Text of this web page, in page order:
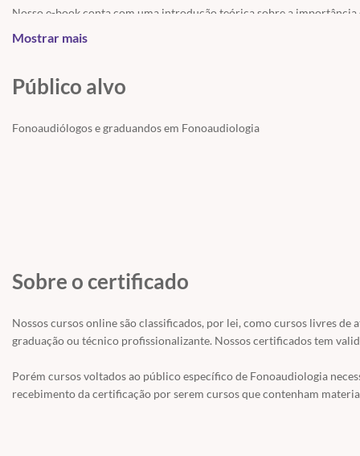
Nosso e-book conta com uma introdução teórica sobre a
Além disso, para enriquecer ainda mais sua compreensão e
material, acompanhada por relatos de casos clínicos.
Matricule-se agora mesmo e comece a utilizar esse material
Mostrar mais
Público alvo
Fonoaudiólogos e graduandos em Fonoaudiologia
Sobre o certificado
Nossos cursos online são classificados, por lei, como cursos livres
graduação ou técnico profissionalizante. Nossos certificados tem
Porém cursos voltados ao público específico de Fonoaudiologia
recebimento da certificação por serem cursos que contenham